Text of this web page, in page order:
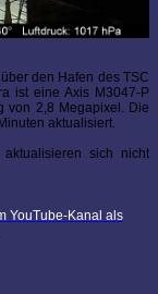
den Hafen des TSC
ist eine Axis M3047-P
von 2,8 Megapixel. Die
aktualisiert.
sich nicht
YouTube-Kanal als